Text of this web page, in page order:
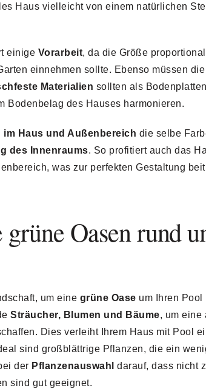
Haus vielleicht von einem natürlichen
einige Vorarbeit, da die Größe
einnehmen sollte. Ebenso müssen
Materialien sollten als
Bodenbelag des Hauses harmonieren.
im Haus und Außenbereich die selbe
des Innenraums. So profitiert auch das
was zur perfekten Gestaltung
Oasen rund
um eine grüne Oase um Ihren Pool
Sträucher, Blumen und Bäume, um eine
Dies verleiht Ihrem Haus mit Pool
sind großblättrige Pflanzen, die ein
der Pflanzenauswahl darauf, dass nicht
sind gut geeignet.